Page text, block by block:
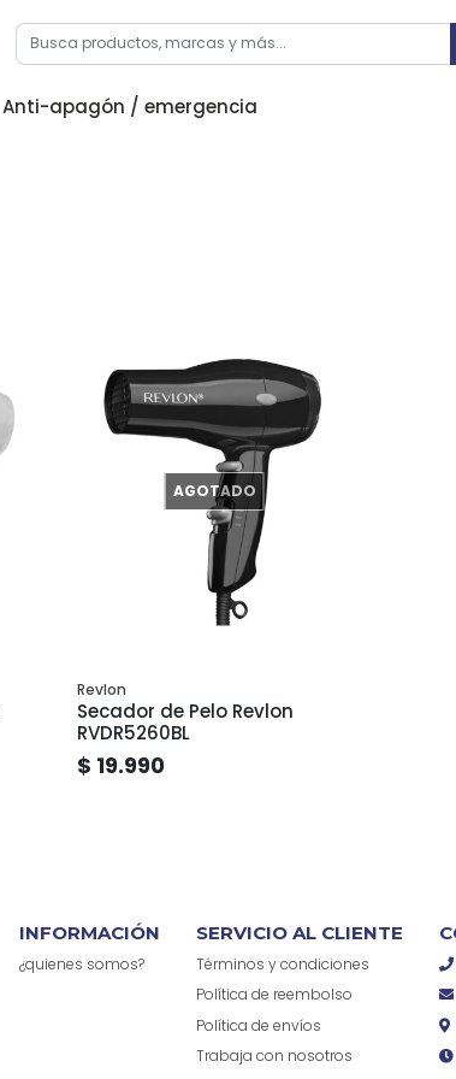
Anti-apagón / emergencia
AGOTADO
Revlon
Secador de Pelo Revlon
RVDR5260BL
$ 19.990
INFORMACIÓN
¿quienes somos?
SERVICIO AL CLIENTE
Términos y condiciones
Política de reembolso
Política de envíos
Trabaja con nosotros